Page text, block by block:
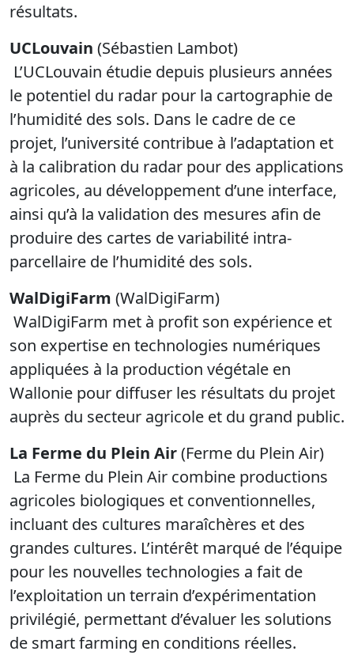
résultats.
UCLouvain (Sébastien Lambot)
L’UCLouvain étudie depuis plusieurs années
le potentiel du radar pour la cartographie de
l’humidité des sols. Dans le cadre de ce
projet, l’université contribue à l’adaptation et
à la calibration du radar pour des applications
agricoles, au développement d’une interface,
ainsi qu’à la validation des mesures afin de
produire des cartes de variabilité intra-
parcellaire de l’humidité des sols.
WalDigiFarm (WalDigiFarm)
WalDigiFarm met à profit son expérience et
son expertise en technologies numériques
appliquées à la production végétale en
Wallonie pour diffuser les résultats du projet
auprès du secteur agricole et du grand public.
La Ferme du Plein Air(Ferme du Plein Air)
La Ferme du Plein Air combine productions
agricoles biologiques et conventionnelles,
incluant des cultures maraîchères et des
grandes cultures. L’intérêt marqué de l’équipe
pour les nouvelles technologies a fait de
l’exploitation un terrain d’expérimentation
privilégié, permettant d’évaluer les solutions
de smart farming en conditions réelles.